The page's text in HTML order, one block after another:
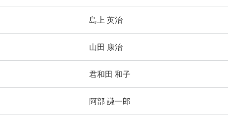
島上 英治
山田 康治
君和田 和子
阿部 謙一郎